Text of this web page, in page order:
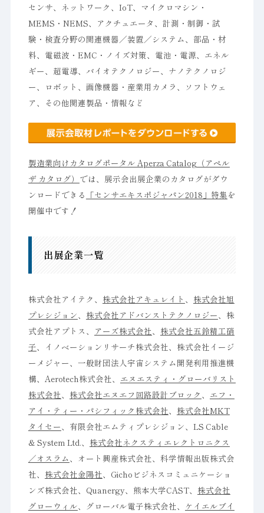
センサ、ネットワーク、IoT、マイクロマシン・
MEMS・NEMS、アクチュエータ、計測・制御・試
験・検査分野の関連機器／装置／システム、部品・材
料、電磁波・EMC・ノイズ対策、電池・電源、エネル
ギー、超電導、バイオテクノロジー、ナノテクノロジ
ー、ロボット、画像機器・産業用カメラ、ソフトウェ
ア、その他関連製品・情報など
製造業向けカタログポータル Aperza Catalog（アペル
ザ カタログ） では、展示会出展企業のカタログがダウ
ンロードできる 「センサエキスポジャパン2018」特集を
開催中です！
出展企業一覧
株式会社アイテク、 株式会社アキュレイト 、 株式会社旭
プレシジョン、 株式会社アドバンストテクノロジー、株
式会社アプトス、 アーズ株式会社、 株式会社五鈴精工硝
子、イノベーションリサーチ株式会社、株式会社イージ
ーメジャー、一般財団法人宇宙システム開発利用推進機
構、Aerotech株式会社、 エヌエスティ・グローバリスト
株式会社、 株式会社エヌエフ回路設計ブロック 、 エフ・
アイ・ティー・パシフィック株式会社、 株式会社MKT
タイセー、有限会社エムティプレシジョン、LS Cable
& System Ltd.、 株式会社ネクスティエレクトロニクス
／オスラム、オート興産株式会社、科学情報出版株式会
社、 株式会社金陽社、Gichoビジネスコミュニケーショ
ンズ株式会社、Quanergy、熊本大学CAST、 株式会社
グローウィル、グローバル電子株式会社、 ケイエルブイ